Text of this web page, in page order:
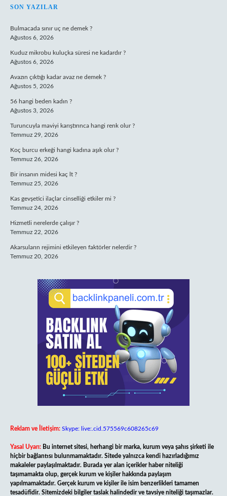
SIDEBAR
SON YAZILAR
Bulmacada sınır uç ne demek ?
Ağustos 6, 2026
Kuduz mikrobu kuluçka süresi ne kadardır ?
Ağustos 6, 2026
Avazın çıktığı kadar avaz ne demek ?
Ağustos 5, 2026
56 hangi beden kadın ?
Ağustos 3, 2026
Turuncuyla maviyi karıştırınca hangi renk olur ?
Temmuz 29, 2026
Koç burcu erkeği hangi kadına aşık olur ?
Temmuz 26, 2026
Bir insanın midesi kaç lt ?
Temmuz 25, 2026
Kas gevşetici ilaçlar cinselliği etkiler mi ?
Temmuz 24, 2026
Hizmetli nerelerde çalışır ?
Temmuz 22, 2026
Akarsuların rejimini etkileyen faktörler nelerdir ?
Temmuz 20, 2026
Reklam ve İletişim: Skype: live:.cid.575569c608265c69
Yasal Uyarı: Bu internet sitesi, herhangi bir marka, kurum veya şahıs şirketi ile
hiçbir bağlantısı bulunmamaktadır. Sitede yalnızca kendi hazırladığımız
makaleler paylaşılmaktadır. Burada yer alan içerikler haber niteliği
taşımamakta olup, gerçek kurum ve kişiler hakkında paylaşım
yapılmamaktadır. Gerçek kurum ve kişiler ile isim benzerlikleri tamamen
tesadüfidir. Sitemizdeki bilgiler taslak halindedir ve tavsiye niteliği taşımazlar.